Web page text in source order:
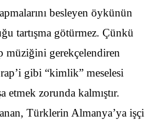
besleyen öykünün
tartışma götürmez. Çünkü
müziğini gerekçelendiren
gibi “kimlik” meselesi
etmek zorunda kalmıştır.
Türklerin Almanya’ya işçi